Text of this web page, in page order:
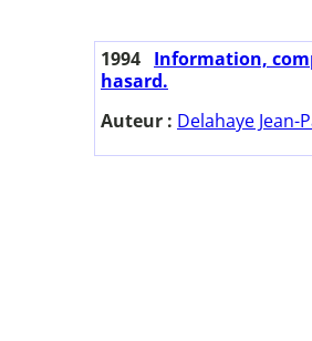
1994 Information,
hasard.
Auteur : Delahaye Jean-